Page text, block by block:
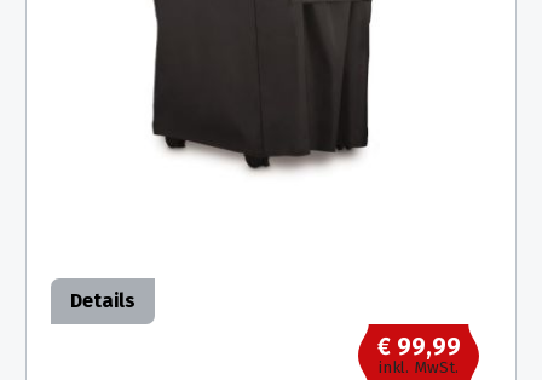
Details
€ 99,99
inkl. MwSt.